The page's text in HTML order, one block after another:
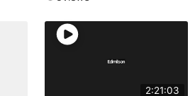
2:21:03